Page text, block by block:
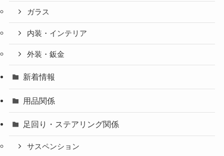
ガラス
内装・インテリア
外装・鈑金
新着情報
用品関係
足回り・ステアリング関係
サスペンション